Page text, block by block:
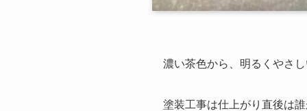
濃い茶色から、明るくやさ
塗装工事は仕上がり直後は